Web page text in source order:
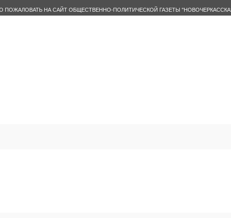
ПОЖАЛОВАТЬ НА САЙТ ОБЩЕСТВЕННО-ПОЛИТИЧЕСКОЙ ГАЗЕТЫ